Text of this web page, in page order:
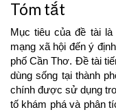
Tóm tắt
Mục tiêu của đề tài
mạng xã hội đến ý
phố Cần Thơ. Đề tài
dùng sống tại thành
chính được sử dụng
tố khám phá và phân